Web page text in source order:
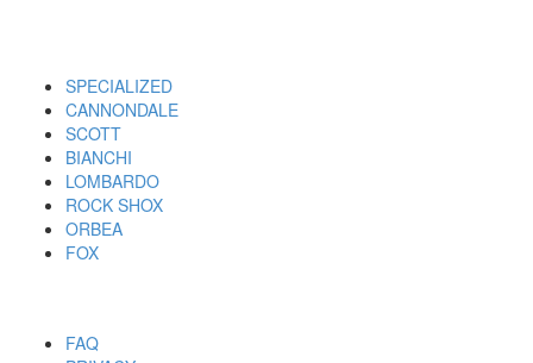
SPECIALIZED
CANNONDALE
SCOTT
BIANCHI
LOMBARDO
ROCK SHOX
ORBEA
FOX
FAQ